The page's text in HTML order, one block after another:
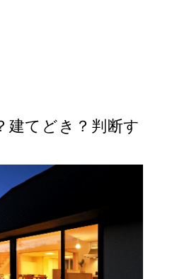
建てどき？判断す